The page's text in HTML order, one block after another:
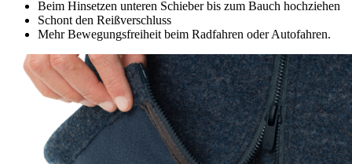
Beim Hinsetzen unteren Schieber bis zum Bauch hochziehen
Schont den Reißverschluss
Mehr Bewegungsfreiheit beim Radfahren oder Autofahren.